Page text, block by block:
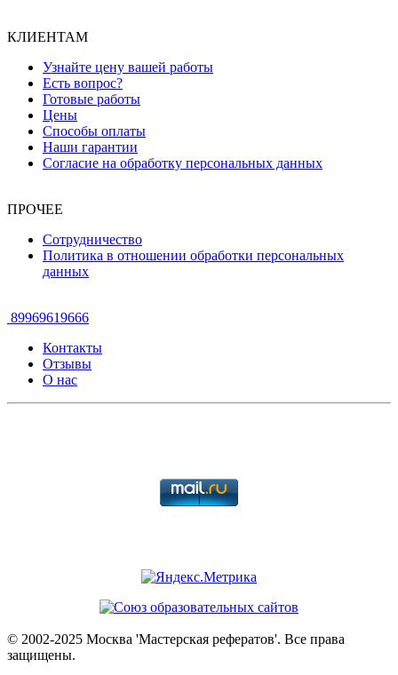
КЛИЕНТАМ
Узнайте цену вашей работы
Есть вопрос?
Готовые работы
Цены
Способы оплаты
Наши гарантии
Согласие на обработку персональных данных
ПРОЧЕЕ
Сотрудничество
Политика в отношении обработки персональных
данных
89969619666
Контакты
Отзывы
О нас
© 2002-2025 Москва 'Мастерская рефератов'. Все права
защищены.